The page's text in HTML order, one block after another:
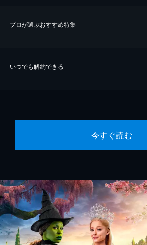
プロが選ぶおすすめ特集
いつでも解約できる
今すぐ読む